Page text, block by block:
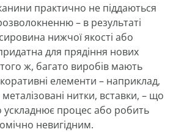
практично не піддаються
– в результаті
нижчої якості або
для прядіння нових
ж, багато виробів мають
елементи – наприклад,
металізовані нитки, вставки, – що
ускладнює процес або робить
невигідним.